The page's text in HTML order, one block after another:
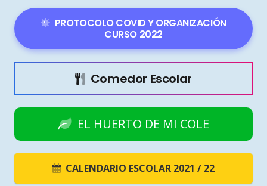
PROTOCOLO COVID Y ORGANIZACIÓN
CURSO 2022
Comedor Escolar
EL HUERTO DE MI COLE
CALENDARIO ESCOLAR 2021 / 22